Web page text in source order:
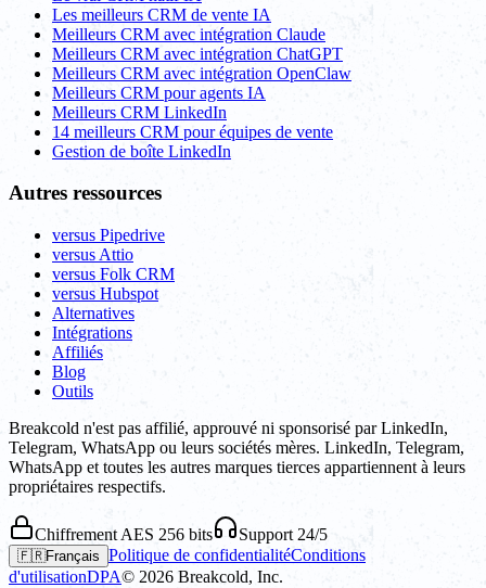
Les meilleurs CRM de vente IA
Meilleurs CRM avec intégration Claude
Meilleurs CRM avec intégration ChatGPT
Meilleurs CRM avec intégration OpenClaw
Meilleurs CRM pour agents IA
Meilleurs CRM LinkedIn
14 meilleurs CRM pour équipes de vente
Gestion de boîte LinkedIn
Autres ressources
versus Pipedrive
versus Attio
versus Folk CRM
versus Hubspot
Alternatives
Intégrations
Affiliés
Blog
Outils
Breakcold n'est pas affilié, approuvé ni sponsorisé par LinkedIn,
Telegram, WhatsApp ou leurs sociétés mères. LinkedIn, Telegram,
WhatsApp et toutes les autres marques tierces appartiennent à leurs
propriétaires respectifs.
Chiffrement AES 256 bits Support 24/5
🇫🇷Français Politique de confidentialitéConditions
d'utilisationDPA© 2026 Breakcold, Inc.